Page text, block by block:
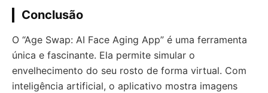
Conclusão
O “Age Swap: AI Face Aging App” é uma ferramenta
única e fascinante. Ela permite simular o
envelhecimento do seu rosto de forma virtual. Com
inteligência artificial, o aplicativo mostra imagens